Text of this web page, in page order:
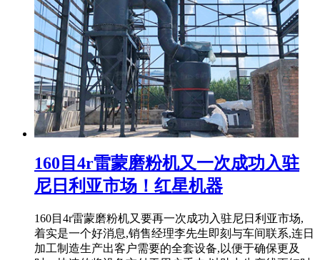
160目4r雷蒙磨粉机又一次成功入驻
尼日利亚市场！红星机器
160目4r雷蒙磨粉机又要再一次成功入驻尼日利亚市场,
着实是一个好消息,销售经理李先生即刻与车间联系,连日
加工制造生产出客户需要的全套设备,以便于确保更及